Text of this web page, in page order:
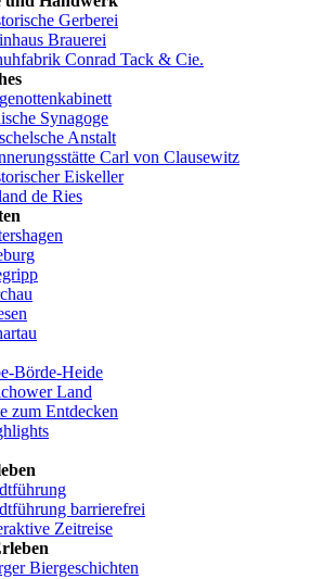
Gerberei
Brauerei
Conrad Tack & Cie.
Synagoge
Anstalt
Carl von Clausewitz
Eiskeller
de Ries
Börde-Heide
Land
zum Entdecken
barrierefrei
Zeitreise
Biergeschichten